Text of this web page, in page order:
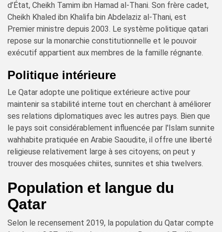
d’État, Cheikh Tamim ibn Hamad al-Thani. Son frère cadet,
Cheikh Khaled ibn Khalifa bin Abdelaziz al-Thani, est
Premier ministre depuis 2003. Le système politique qatari
repose sur la monarchie constitutionnelle et le pouvoir
exécutif appartient aux membres de la famille régnante.
Politique intérieure
Le Qatar adopte une politique extérieure active pour
maintenir sa stabilité interne tout en cherchant à améliorer
ses relations diplomatiques avec les autres pays. Bien que
le pays soit considérablement influencée par l'Islam sunnite
wahhabite pratiquée en Arabie Saoudite, il offre une liberté
religieuse relativement large à ses citoyens; on peut y
trouver des mosquées chiites, sunnites et shia twelvers.
Population et langue du
Qatar
Selon le recensement 2019, la population du Qatar compte